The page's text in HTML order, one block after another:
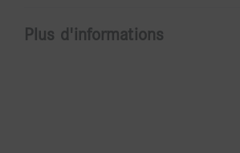
Plus d'informations